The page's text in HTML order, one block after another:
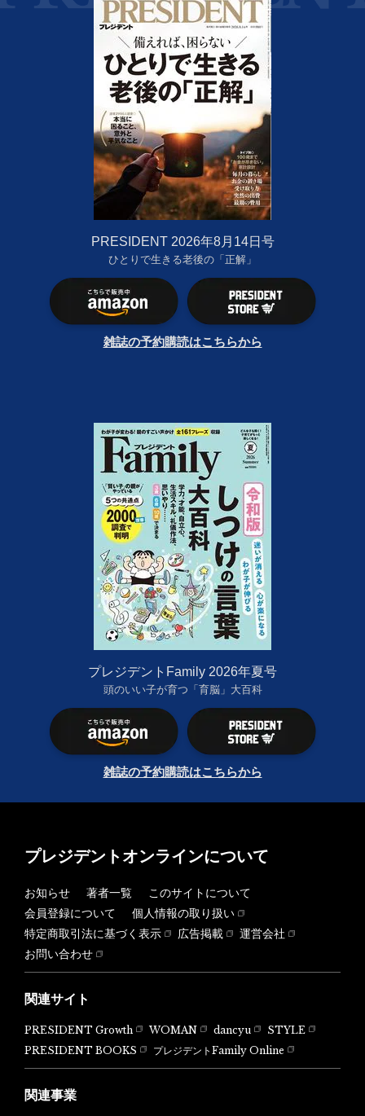
PRESIDENT 2026年8月14日号
ひとりで生きる老後の「正解」
雑誌の予約購読はこちらから
プレジデントFamily 2026年夏号
頭のいい子が育つ「育脳」大百科
雑誌の予約購読はこちらから
プレジデントオンラインについて
お知らせ 著者一覧
このサイトについて
会員登録について
個人情報の取り扱い
特定商取引法に基づく表示
広告掲載
運営会社
お問い合わせ
関連サイト
PRESIDENT Growth WOMAN dancyu
STYLE
PRESIDENT BOOKS
プレジデントFamily Online
関連事業